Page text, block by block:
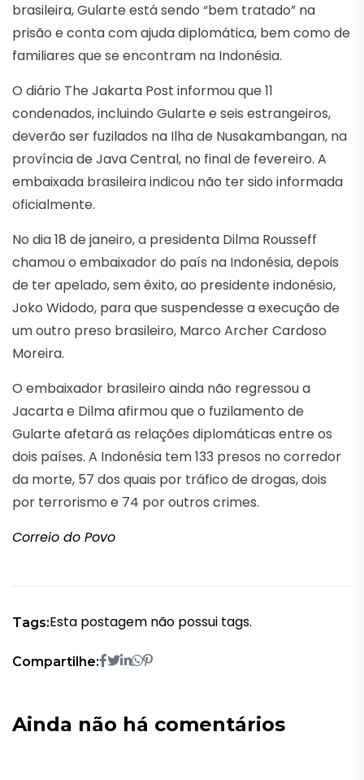
brasileira, Gularte está sendo “bem tratado” na
prisão e conta com ajuda diplomática, bem como de
familiares que se encontram na Indonésia.
O diário The Jakarta Post informou que 11
condenados, incluindo Gularte e seis estrangeiros,
deverão ser fuzilados na Ilha de Nusakambangan, na
província de Java Central, no final de fevereiro. A
embaixada brasileira indicou não ter sido informada
oficialmente.
No dia 18 de janeiro, a presidenta Dilma Rousseff
chamou o embaixador do país na Indonésia, depois
de ter apelado, sem êxito, ao presidente indonésio,
Joko Widodo, para que suspendesse a execução de
um outro preso brasileiro, Marco Archer Cardoso
Moreira.
O embaixador brasileiro ainda não regressou a
Jacarta e Dilma afirmou que o fuzilamento de
Gularte afetará as relações diplomáticas entre os
dois países. A Indonésia tem 133 presos no corredor
da morte, 57 dos quais por tráfico de drogas, dois
por terrorismo e 74 por outros crimes.
Correio do Povo
Tags:Esta postagem não possui tags.
Compartilhe:
Ainda não há comentários